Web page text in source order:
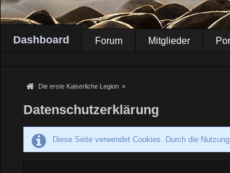
Dashboard Forum Mitglieder
Die erste Kaiserliche Legion »
Datenschutzerklärung
Diese Seite verwendet Cookies. Durch die